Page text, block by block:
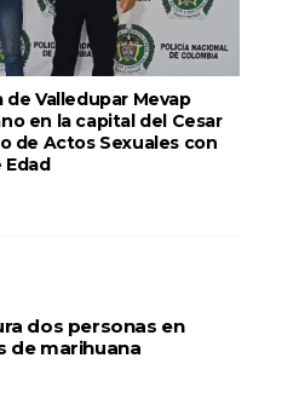
Valledupar Mevap
en la capital del Cesar
de Actos Sexuales con
Edad
dos personas en
de marihuana